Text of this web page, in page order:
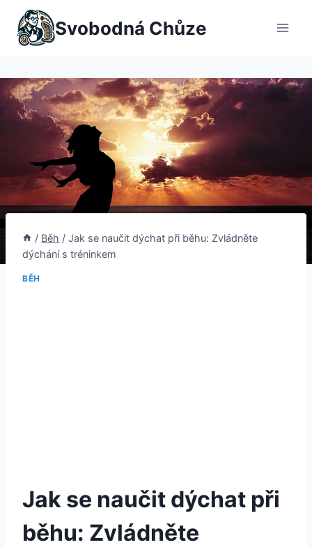
Přeskočit
obsah
Svobodná Chůze
/ Běh / Jak se naučit dýchat při běhu: Zvládněte
dýchání s tréninkem
BĚH
Jak se naučit dýchat při
běhu: Zvládněte